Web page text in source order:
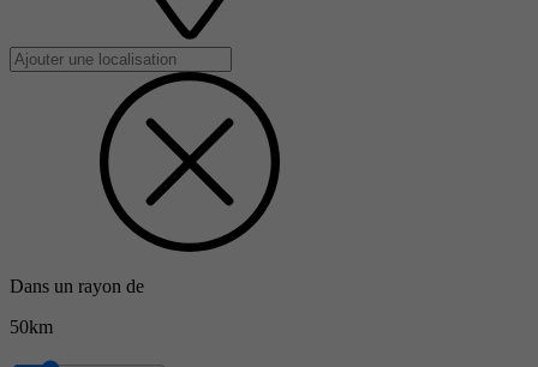
Dans un rayon de
50km